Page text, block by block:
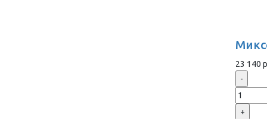
23 140
-
+